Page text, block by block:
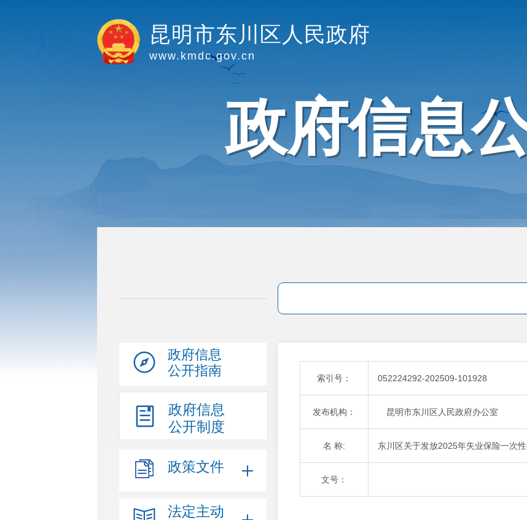
昆明市东川区人民政府
www.kmdc.gov.cn
政府信息
政府信息
公开指南
政府信息
公开制度
政策文件
法定主动
索引号： 052224292-202509-101928
发布机构： 昆明市东川区人民政府办公室
名 称: 东川区关于发放2025年失业保险一次
文号：